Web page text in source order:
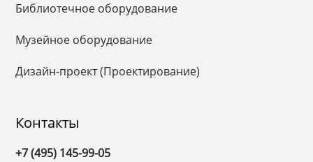
Библиотечное оборудование
Музейное оборудование
Дизайн-проект (Проектирование)
Контакты
+7 (495) 145-99-05